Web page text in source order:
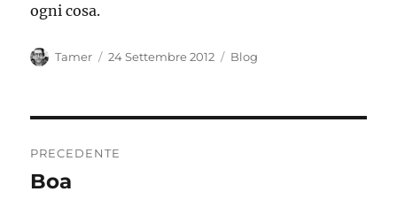
ogni cosa.
Autore
Tamer
Pubblicato
24 Settembre 2012 Categorie
Blog
articoli
PRECEDENTE
Articolo
Boa